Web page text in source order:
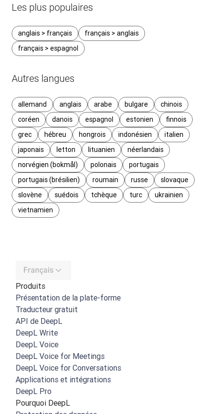
Les plus populaires
anglais > français
français > anglais
français > espagnol
Autres langues
allemand anglais arabe bulgare
chinois
coréen
danois espagnol estonien
finnois
grec
hébreu hongrois indonésien
italien
japonais
letton lituanien
néerlandais
norvégien (bokmål)
polonais
portugais
portugais (brésilien)
roumain russe
slovaque
slovène
suédois tchèque turc
ukrainien
vietnamien
Français
Produits
Présentation de la plate-forme
Traducteur gratuit
API de DeepL
DeepL Write
DeepL Voice
DeepL Voice for Meetings
DeepL Voice for Conversations
Applications et intégrations
DeepL Pro
Pourquoi DeepL